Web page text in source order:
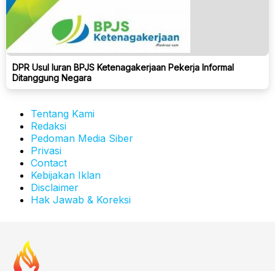
DPR Usul Iuran BPJS Ketenagakerjaan Pekerja Informal
Ditanggung Negara
Tentang Kami
Redaksi
Pedoman Media Siber
Privasi
Contact
Kebijakan Iklan
Disclaimer
Hak Jawab & Koreksi